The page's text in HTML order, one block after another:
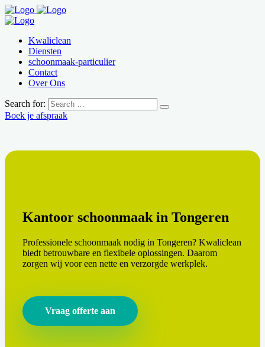
Kwaliclean
Diensten
schoonmaak-particulier
Contact
Over Ons
Search for:
Boek je afspraak
Kantoor schoonmaak in Tongeren
Professionele schoonmaak nodig in Tongeren? Kwaliclean
biedt betrouwbare en flexibele oplossingen. Daarom
zorgen wij voor een nette en verzorgde werkplek.
Vraag offerte aan